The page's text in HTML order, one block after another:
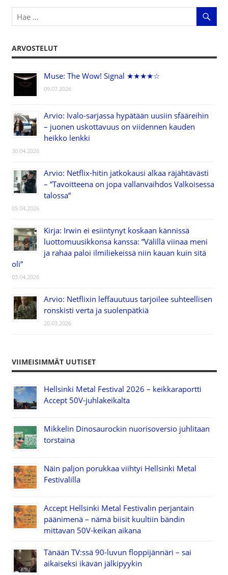
ARVOSTELUT
Muse: The Wow! Signal ★★★★☆
09.07.2026
Arvio: Ivalo-sarjassa hypätään uusiin sfääreihin
– juonen uskottavuus on viidennen kauden
heikko lenkki
30.04.2026
Arvio: Netflix-hitin jatkokausi alkaa räjähtävästi
– ”Tavoitteena on jopa vallanvaihdos Valkoisessa
talossa”
05.04.2026
Kirja: Irwin ei esiintynyt koskaan kännissä
luottomuusikkonsa kanssa: ”Välillä viinaa meni
ja rahaa paloi ilmiliekeissä niin kauan kuin sitä
oli”
03.04.2026
Arvio: Netflixin leffauutuus tarjoilee suhteellisen
ronskisti verta ja suolenpätkiä
20.03.2026
VIIMEISIMMÄT UUTISET
Hellsinki Metal Festival 2026 – keikkaraportti
Accept 50V-juhlakeikalta
Mikkelin Dinosaurockin nuorisoversio juhlitaan
torstaina
Näin paljon porukkaa viihtyi Hellsinki Metal
Festivalilla
Accept Hellsinki Metal Festivalin perjantain
päänimenä – nämä biisit kuultiin bändin
mittavan 50V-keikan aikana
Tänään TV:ssä 90-luvun floppijännäri – sai
aikaiseksi ikävän jälkipyykin